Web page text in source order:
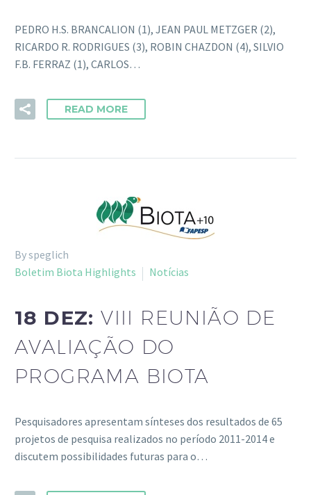
PEDRO H.S. BRANCALION (1), JEAN PAUL METZGER (2),
RICARDO R. RODRIGUES (3), ROBIN CHAZDON (4), SILVIO
F.B. FERRAZ (1), CARLOS…
READ MORE
By speglich
Boletim Biota Highlights
Notícias
18 DEZ:VIII REUNIÃO DE
AVALIAÇÃO DO
PROGRAMA BIOTA
Pesquisadores apresentam sínteses dos resultados de 65
projetos de pesquisa realizados no período 2011-2014 e
discutem possibilidades futuras para o…